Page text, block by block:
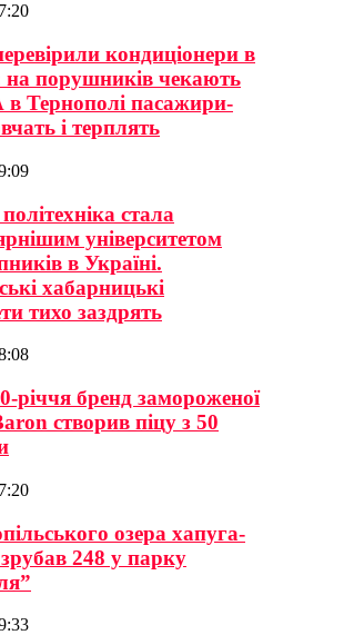
кондиціонери в
на порушників чекають
Тернополі пасажири-
і терплять
стала
університетом
в Україні.
хабарницькі
тихо заздрять
річчя бренд замороженої
створив піцу з 50
озера хапуга-
248 у парку